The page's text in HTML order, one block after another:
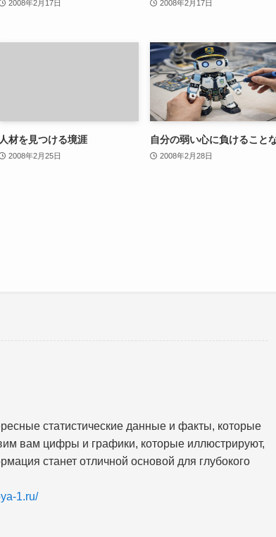
2008年2月17日 2008年2月17日
人材を見つける境涯
2008年2月25日
自分の弱い心に負けること
2008年2月28日
статистические данные и факты, которые
вам цифры и графики, которые иллюстрируют,
станет отличной основой для глубокого
1.ru/